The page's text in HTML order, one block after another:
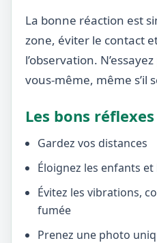
La bonne réaction est
zone, éviter le contact
l’observation.
vous-même, même s’il
Les bons réflexes
Gardez vos distances
Éloignez les enfants
Évitez les vibrations,
fumée
Prenez une photo